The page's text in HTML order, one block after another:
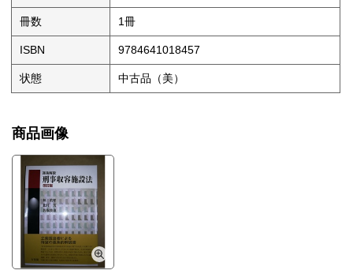
冊数 1冊
ISBN 9784641018457
状態 中古品（美）
商品画像